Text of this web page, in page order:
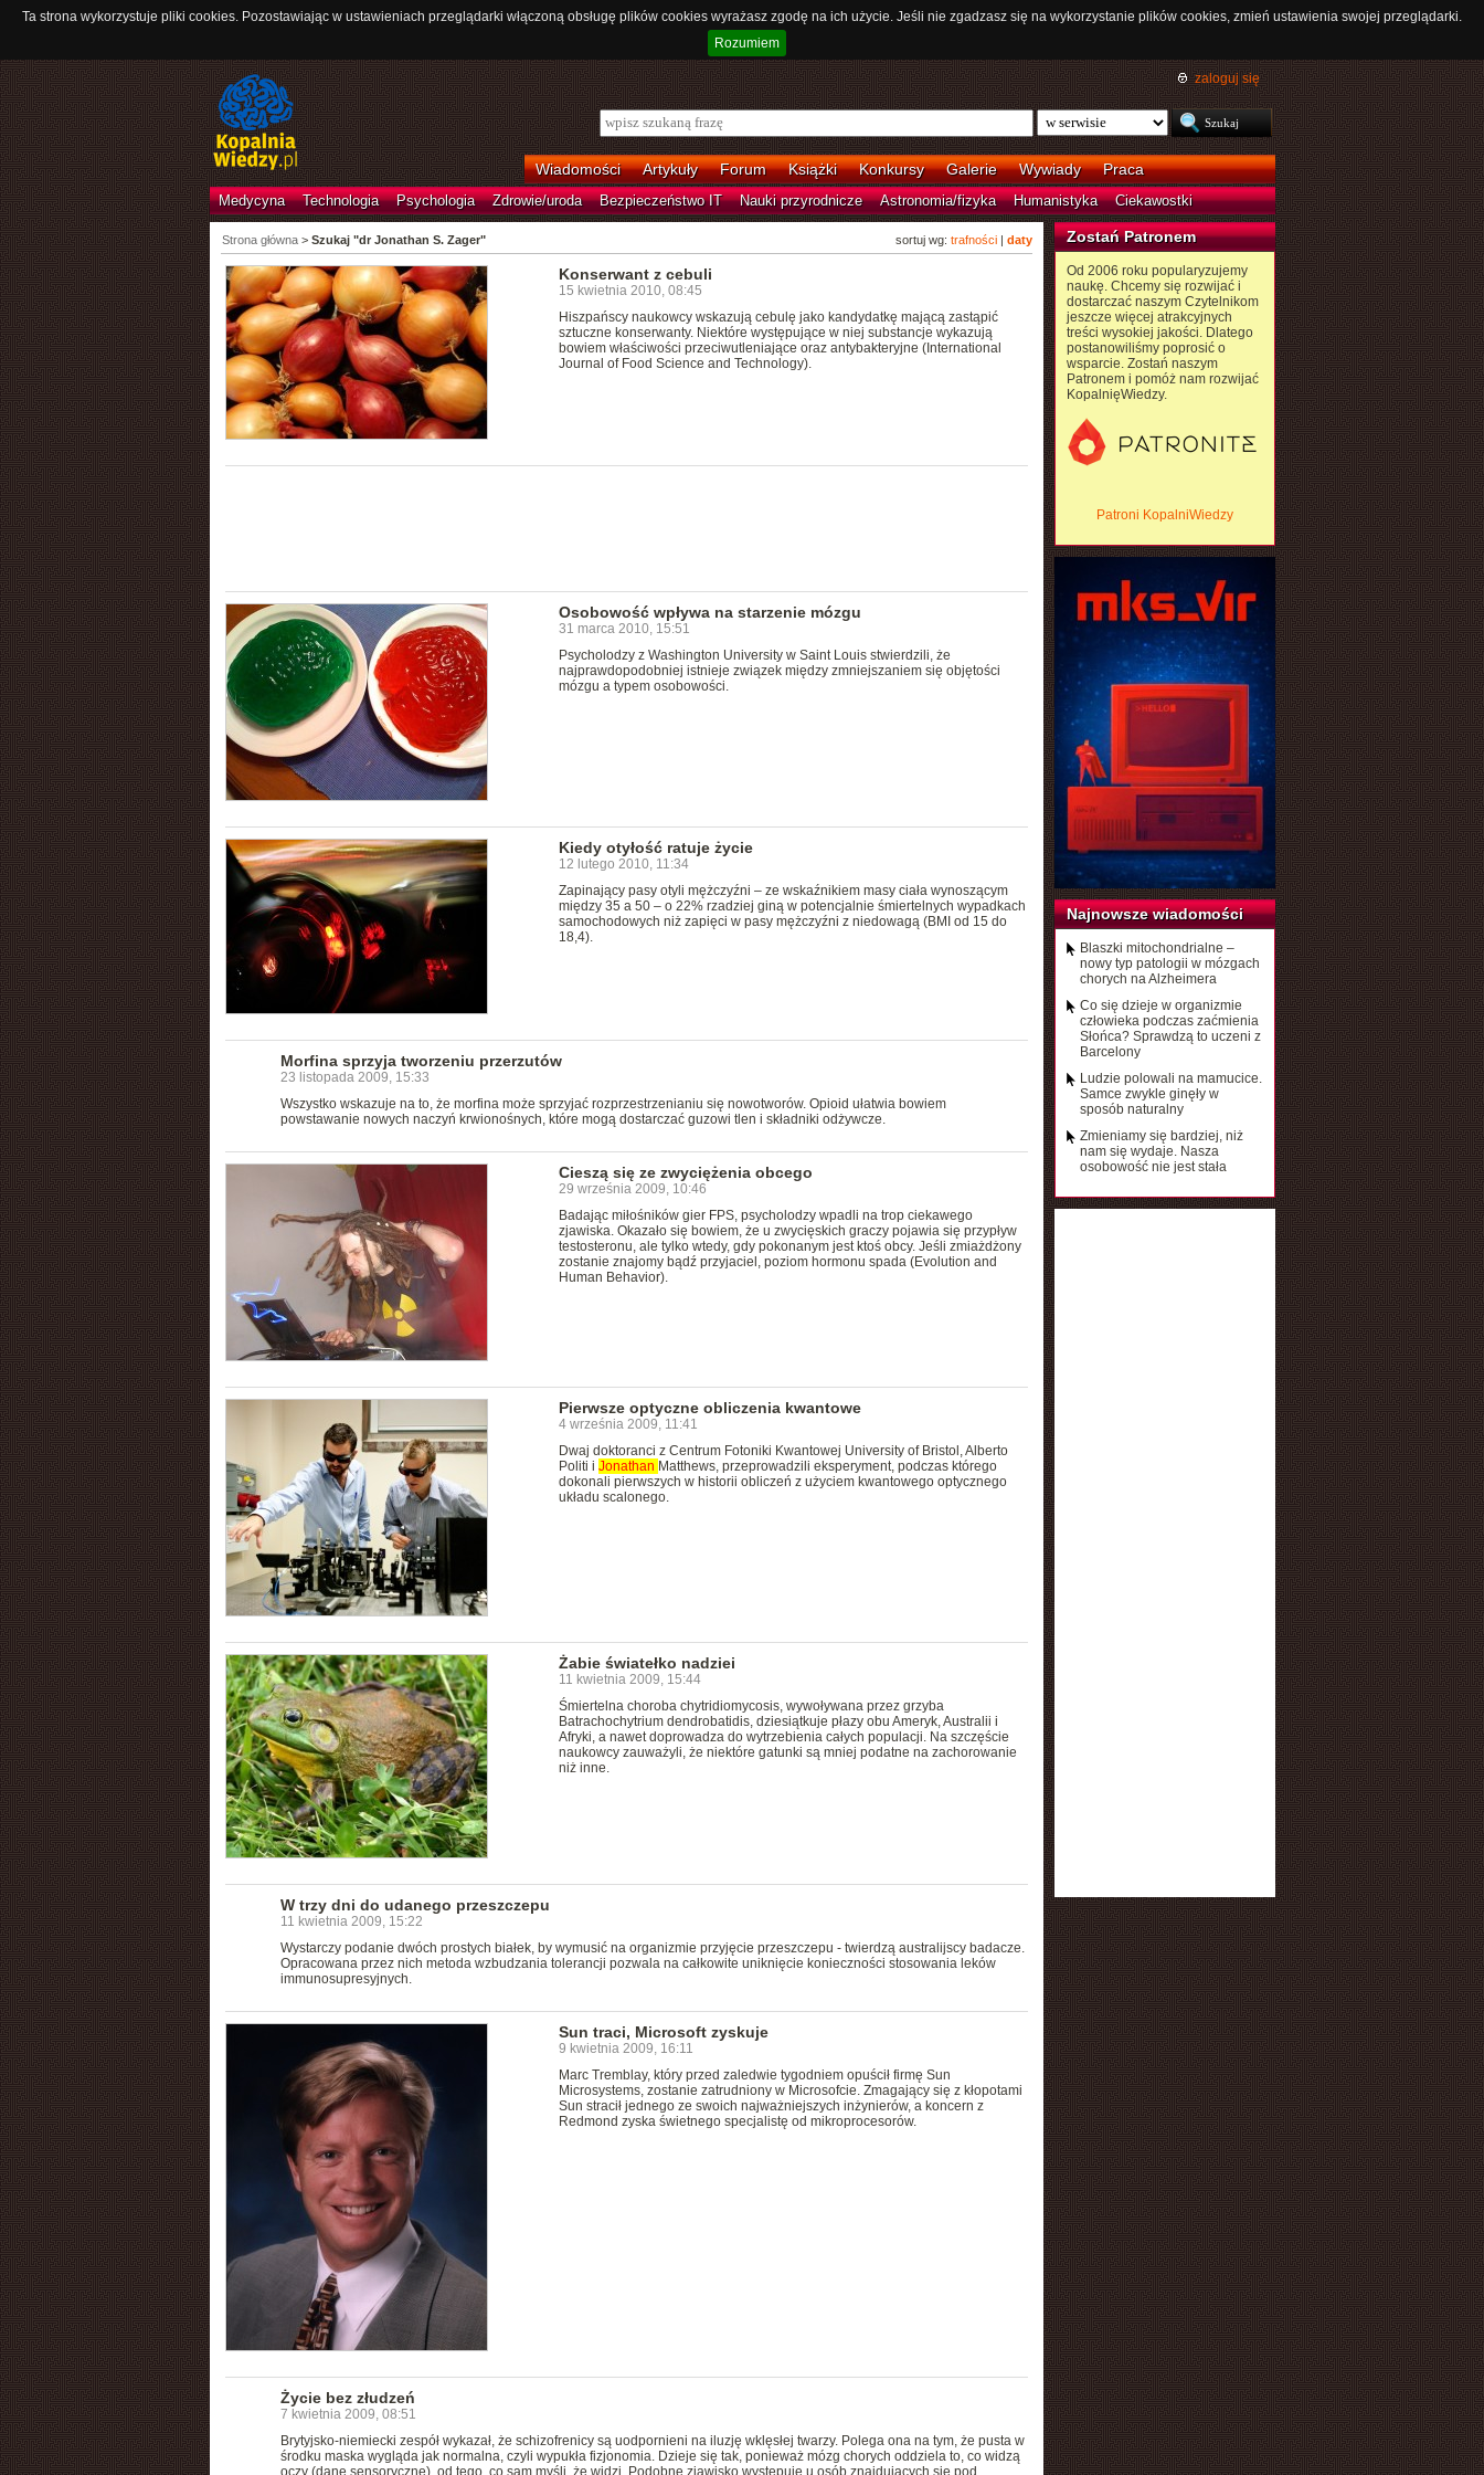
Ta strona wykorzystuje pliki cookies. Pozostawiając w ustawieniach przeglądarki włączoną obsługę plików cookies wyrażasz zgodę na ich użycie. Jeśli nie zgadzasz się na wykorzystanie plików cookies, zmień ustawienia swojej przeglądarki.
Rozumiem
zaloguj się
Wiadomości Artykuły Forum Książki Konkursy Galerie Wywiady Praca
Medycyna Technologia Psychologia Zdrowie/uroda Bezpieczeństwo IT Nauki przyrodnicze Astronomia/fizyka Humanistyka Ciekawostki
sortuj wg: trafności| daty
Strona główna> Szukaj "dr Jonathan S. Zager"
Konserwant z cebuli
15 kwietnia 2010, 08:45
Hiszpańscy naukowcy wskazują cebulę jako kandydatkę mającą zastąpić
sztuczne konserwanty. Niektóre występujące w niej substancje wykazują
bowiem właściwości przeciwutleniające oraz antybakteryjne (International
Journal of Food Science and Technology).
Osobowość wpływa na starzenie mózgu
31 marca 2010, 15:51
Psycholodzy z Washington University w Saint Louis stwierdzili, że
najprawdopodobniej istnieje związek między zmniejszaniem się objętości
mózgu a typem osobowości.
Kiedy otyłość ratuje życie
12 lutego 2010, 11:34
Zapinający pasy otyli mężczyźni – ze wskaźnikiem masy ciała wynoszącym
między 35 a 50 – o 22% rzadziej giną w potencjalnie śmiertelnych wypadkach
samochodowych niż zapięci w pasy mężczyźni z niedowagą (BMI od 15 do
18,4).
Morfina sprzyja tworzeniu przerzutów
23 listopada 2009, 15:33
Wszystko wskazuje na to, że morfina może sprzyjać rozprzestrzenianiu się nowotworów. Opioid ułatwia bowiem
powstawanie nowych naczyń krwionośnych, które mogą dostarczać guzowi tlen i składniki odżywcze.
Cieszą się ze zwyciężenia obcego
29 września 2009, 10:46
Badając miłośników gier FPS, psycholodzy wpadli na trop ciekawego
zjawiska. Okazało się bowiem, że u zwycięskich graczy pojawia się przypływ
testosteronu, ale tylko wtedy, gdy pokonanym jest ktoś obcy. Jeśli zmiażdżony
zostanie znajomy bądź przyjaciel, poziom hormonu spada (Evolution and
Human Behavior).
Pierwsze optyczne obliczenia kwantowe
4 września 2009, 11:41
Dwaj doktoranci z Centrum Fotoniki Kwantowej University of Bristol, Alberto
Politi i Jonathan Matthews, przeprowadzili eksperyment, podczas którego
dokonali pierwszych w historii obliczeń z użyciem kwantowego optycznego
układu scalonego.
Żabie światełko nadziei
11 kwietnia 2009, 15:44
Śmiertelna choroba chytridiomycosis, wywoływana przez grzyba
Batrachochytrium dendrobatidis, dziesiątkuje płazy obu Ameryk, Australii i
Afryki, a nawet doprowadza do wytrzebienia całych populacji. Na szczęście
naukowcy zauważyli, że niektóre gatunki są mniej podatne na zachorowanie
niż inne.
W trzy dni do udanego przeszczepu
11 kwietnia 2009, 15:22
Wystarczy podanie dwóch prostych białek, by wymusić na organizmie przyjęcie przeszczepu - twierdzą australijscy badacze.
Opracowana przez nich metoda wzbudzania tolerancji pozwala na całkowite uniknięcie konieczności stosowania leków
immunosupresyjnych.
Sun traci, Microsoft zyskuje
9 kwietnia 2009, 16:11
Marc Tremblay, który przed zaledwie tygodniem opuścił firmę Sun
Microsystems, zostanie zatrudniony w Microsofcie. Zmagający się z kłopotami
Sun stracił jednego ze swoich najważniejszych inżynierów, a koncern z
Redmond zyska świetnego specjalistę od mikroprocesorów.
Życie bez złudzeń
7 kwietnia 2009, 08:51
Brytyjsko-niemiecki zespół wykazał, że schizofrenicy są uodpornieni na iluzję wklęsłej twarzy. Polega ona na tym, że pusta w
środku maska wygląda jak normalna, czyli wypukła fizjonomia. Dzieje się tak, ponieważ mózg chorych oddziela to, co widzą
oczy (dane sensoryczne), od tego, co sam myśli, że widzi. Podobne zjawisko występuje u osób znajdujących się pod
Zostań Patronem
Od 2006 roku popularyzujemy
naukę. Chcemy się rozwijać i
dostarczać naszym Czytelnikom
jeszcze więcej atrakcyjnych
treści wysokiej jakości. Dlatego
postanowiliśmy poprosić o
wsparcie. Zostań naszym
Patronem i pomóż nam rozwijać
KopalnięWiedzy.
Patroni KopalniWiedzy
Najnowsze wiadomości
Blaszki mitochondrialne –
nowy typ patologii w mózgach
chorych na Alzheimera
Co się dzieje w organizmie
człowieka podczas zaćmienia
Słońca? Sprawdzą to uczeni z
Barcelony
Ludzie polowali na mamucice.
Samce zwykle ginęły w
sposób naturalny
Zmieniamy się bardziej, niż
nam się wydaje. Nasza
osobowość nie jest stała